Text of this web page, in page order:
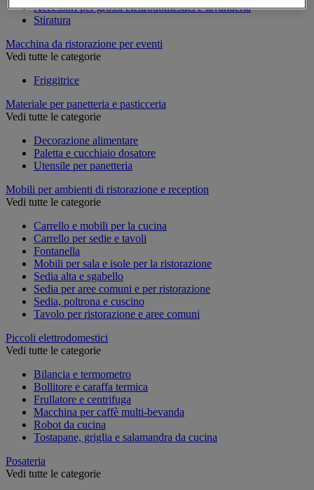
Accessori per grossi elettrodomestici e lavanderia
Stiratura
Macchina da ristorazione per eventi
Vedi tutte le categorie
Friggitrice
Materiale per panetteria e pasticceria
Vedi tutte le categorie
Decorazione alimentare
Paletta e cucchiaio dosatore
Utensile per panetteria
Mobili per ambienti di ristorazione e reception
Vedi tutte le categorie
Carrello e mobili per la cucina
Carrello per sedie e tavoli
Fontanella
Mobili per sala e isole per la ristorazione
Sedia alta e sgabello
Sedia per aree comuni e per ristorazione
Sedia, poltrona e cuscino
Tavolo per ristorazione e aree comuni
Piccoli elettrodomestici
Vedi tutte le categorie
Bilancia e termometro
Bollitore e caraffa termica
Frullatore e centrifuga
Macchina per caffè multi-bevanda
Robot da cucina
Tostapane, griglia e salamandra da cucina
Posateria
Vedi tutte le categorie